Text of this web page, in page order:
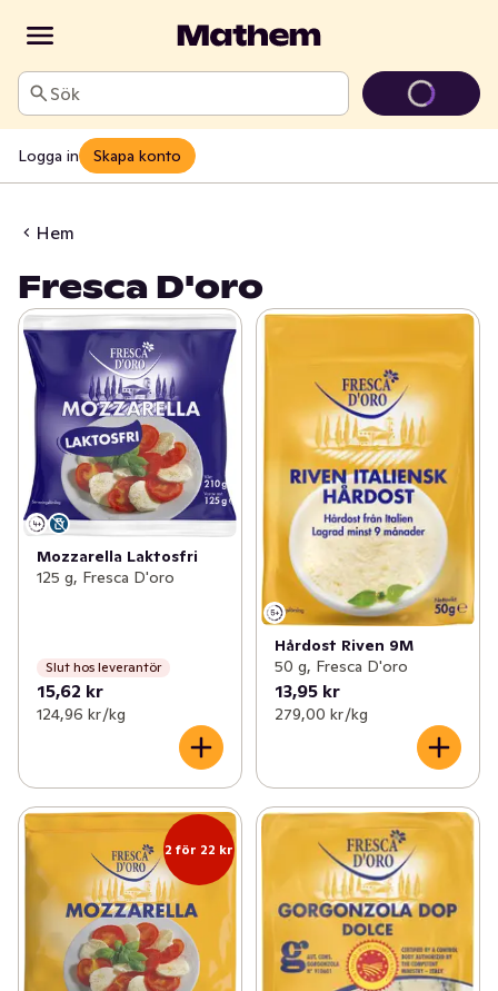
Sök
Logga in Skapa konto
Hem
Fresca D'oro
Mozzarella Laktosfri
125 g, Fresca D'oro
Slut hos leverantör
15,62 kr
124,96 kr /kg
Hårdost Riven 9M
50 g, Fresca D'oro
13,95 kr
279,00 kr /kg
2 för 22 kr